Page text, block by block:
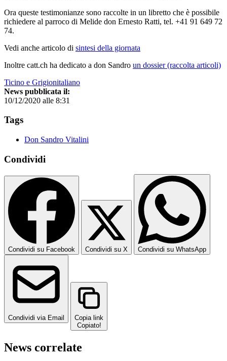
Ora queste testimonianze sono raccolte in un libretto che è possibile
richiedere al parroco di Melide don Ernesto Ratti, tel. +41 91 649 72
74.
Vedi anche articolo di sintesi della giornata
Inoltre catt.ch ha dedicato a don Sandro un dossier (raccolta articoli)
Ticino e Grigionitaliano
News pubblicata il:
10/12/2020 alle 8:31
Tags
Don Sandro Vitalini
Condividi
Condividi su Facebook Condividi su X Condividi su WhatsApp
Condividi via Email
Copia link
Copiato!
News correlate